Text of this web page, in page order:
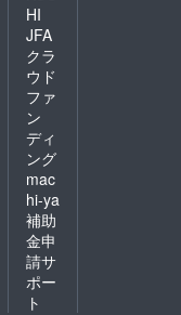
HI
JFA
クラ
ウド
ファ
ン
ディ
ング
mac
hi-ya
補助
金申
請サ
ポー
ト